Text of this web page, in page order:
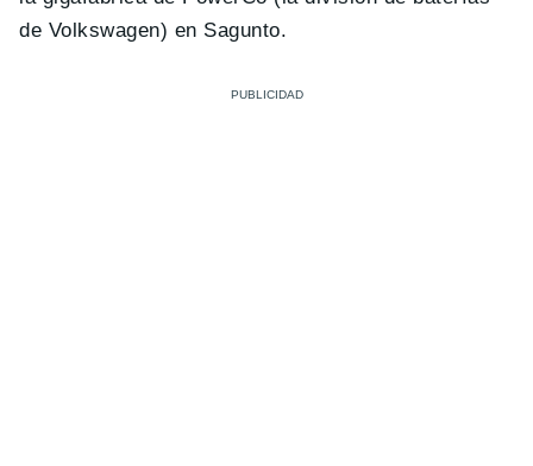
de Volkswagen) en Sagunto.